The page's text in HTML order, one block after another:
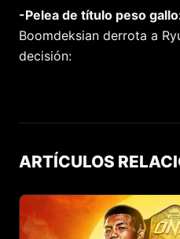
-Pelea de título peso
Boomdeksian derrota a
decisión:
ARTÍCULOS